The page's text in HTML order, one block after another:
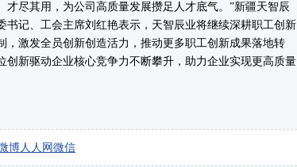
才尽其用，为公司高质量发展攒足人才底气。”新疆天智辰
书记、工会主席刘红艳表示，天智辰业将继续深耕职工创新
，激发全员创新创造活力，推动更多职工创新成果落地转
创新驱动企业核心竞争力不断攀升，助力企业实现更高质量
博人人网 微信